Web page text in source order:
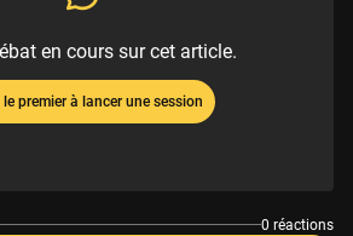
en cours sur cet article.
le premier à lancer une session
0 réactions